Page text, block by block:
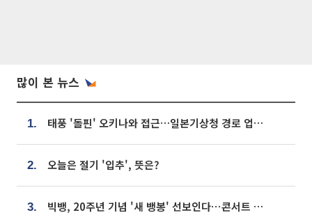
많이 본 뉴스
1. 태풍 '돌핀' 오키나와 접근…일본기상청 경로 업데이트
2. 오늘은 절기 '입추', 뜻은?
3. 빅뱅, 20주년 기념 '새 뱅봉' 선보인다⋯콘서트 앞두고 팝업 개최